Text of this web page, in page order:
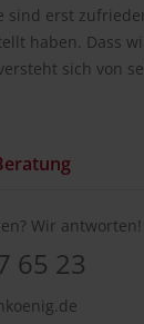
sind erst
haben. Dass
sich von
Wir antworten!
65 23